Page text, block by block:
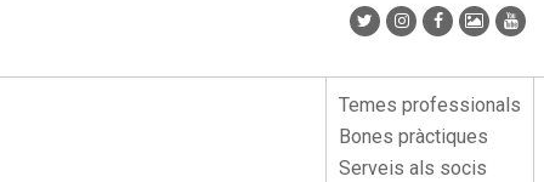
Menu
lateral
Temes professionals
Bones pràctiques
Serveis als socis